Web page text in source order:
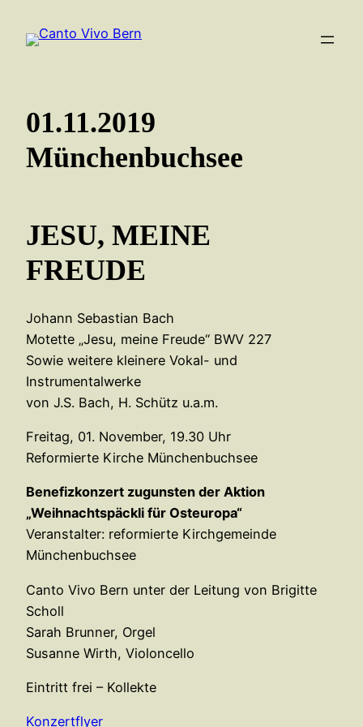
Inhalt
01.11.2019
Münchenbuchsee
JESU, MEINE
FREUDE
Johann Sebastian Bach
Motette „Jesu, meine Freude“ BWV 227
Sowie weitere kleinere Vokal- und
Instrumentalwerke
von J.S. Bach, H. Schütz u.a.m.
Freitag, 01. November, 19.30 Uhr
Reformierte Kirche Münchenbuchsee
Benefizkonzert zugunsten der Aktion
„Weihnachtspäckli für Osteuropa“
Veranstalter: reformierte Kirchgemeinde
Münchenbuchsee
Canto Vivo Bern unter der Leitung von Brigitte
Scholl
Sarah Brunner, Orgel
Susanne Wirth, Violoncello
Eintritt frei – Kollekte
Konzertflyer